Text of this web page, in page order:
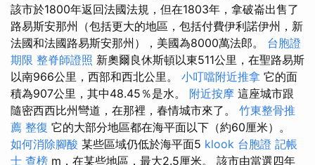
該市於1800年返回法國法規，但在1803年，拿破崙出售了
路易斯安那州（包括更大的地區，包括付費伊利諾伊州，新
法國和法國路易斯安那州），美國為8000萬法郎。 台胞證
期限 整脊師證照 新奧爾良休斯頓以東511公里，在聖路易斯
以南966公里，西部和西北公里。 小叮噹附近推拿 它的面
積為907公里，其中48.45％是水。 附近按摩 這座城市跟
隨密西西比州彎道，在那裡，春情城市來了。 竹東整骨推
薦 整復 它的大部分地區都在海平面以下（約60厘米）。
如何消除腳酸 某些區域仍低於海平面5 klook 台胞證 記帳
士 查榜 m，在某些地區，最大2.5厘米。 該市由當選四年